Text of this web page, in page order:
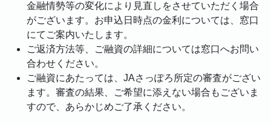
金融情勢等の変化により見直しをさせていただく場合
がございます。お申込日時点の金利については、窓口
にてご案内いたします。
ご返済方法等、ご融資の詳細については窓口へお問い
合わせください。
ご融資にあたっては、JAさっぽろ所定の審査がござい
ます。審査の結果、ご希望に添えない場合もございま
すので、あらかじめご了承ください。